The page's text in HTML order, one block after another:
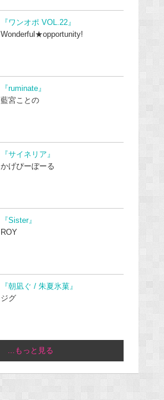
『ワンオポ VOL.22』
Wonderful★opportunity!
『ruminate』
藍宮ことの
『サイネリア』
かげぴーぼーる
『Sister』
ROY
『朝凪ぐ / 朱夏氷菓』
ジグ
...もっと見る